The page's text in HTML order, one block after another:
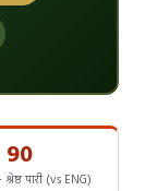
90
पारी (vs ENG)